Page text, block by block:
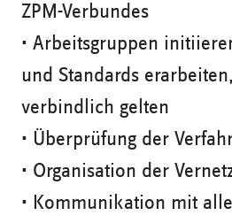
ZPM-Verbundes
• Arbeitsgruppen
und Standards
verbindlich gelten
• Überprüfung der
• Organisation der
• Kommunikation mit